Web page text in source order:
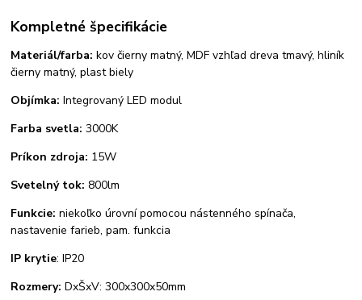
Kompletné špecifikácie
Materiál/farba: kov čierny matný, MDF vzhľad dreva tmavý, hliník
čierny matný, plast biely
Objímka: Integrovaný LED modul
Farba svetla: 3000K
Príkon zdroja: 15W
Svetelný tok: 800lm
Funkcie: niekoľko úrovní pomocou nástenného spínača,
nastavenie farieb, pam. funkcia
IP krytie: IP20
Rozmery: DxŠxV: 300x300x50mm